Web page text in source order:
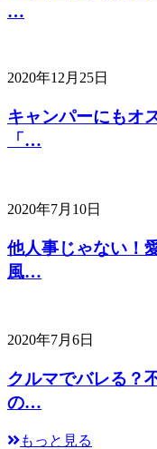
…
2020年12月25日
キャンパーにもオ
「…
2020年7月10日
他人事じゃない！
風…
2020年7月6日
クルマでバレる？
の…
もっと見る